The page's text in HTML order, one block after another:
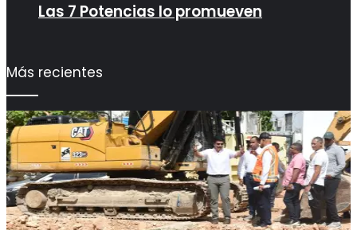
Las 7 Potencias lo promueven
Más recientes